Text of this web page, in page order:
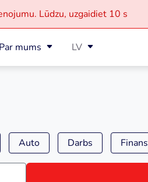
Lūdzu, uzgaidiet 10 s
Par mums LV
Auto Darbs